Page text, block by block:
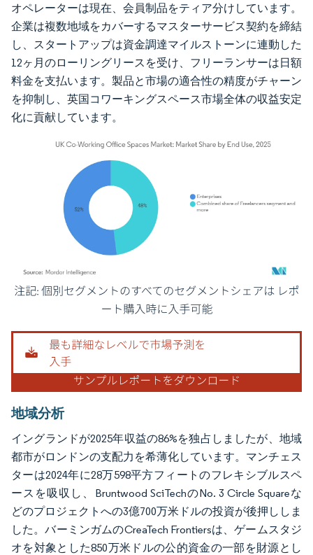
オペレーターは現在、会員制品をティア分けしています。
企業は複数地域をカバーするマスターサービス契約を締結
し、スタートアップは資金調達マイルストーンに連動した
12ヶ月のローリングリースを受け、フリーランサーは日額
料金を支払います。製品と市場の適合性の精度がチャーン
を抑制し、英国コワーキングスペース市場全体の収益安定
化に貢献しています。
画像 © Mordor Intelligence。再利用にはCC BY 4.0の表示が必要です。
地域分析
イングランドが2025年収益の86%を独占しましたが、地域
都市がロンドンの支配力を希薄化しています。マンチェス
ターは2024年に28万598平方フィートのフレキシブルスペ
ースを吸収し、Bruntwood SciTechのNo. 3 Circle Squareな
どのプロジェクトへの3億700万米ドルの投資が後押ししま
した。バーミンガムのCreaTech Frontiersは、ゲームスタジ
オを対象とした850万米ドルの公的資金の一部を財源とし